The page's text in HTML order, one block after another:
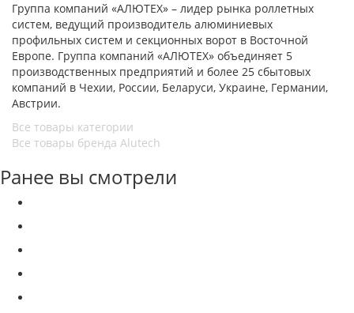
Группа компаний «АЛЮТЕХ» – лидер рынка роллетных
систем, ведущий производитель алюминиевых
профильных систем и секционных ворот в Восточной
Европе. Группа компаний «АЛЮТЕХ» объединяет 5
производственных предприятий и более 25 сбытовых
компаний в Чехии, России, Беларуси, Украине, Германии,
Австрии.
Все товары категории
Все товары бренда Alutech
Ранее вы смотрели